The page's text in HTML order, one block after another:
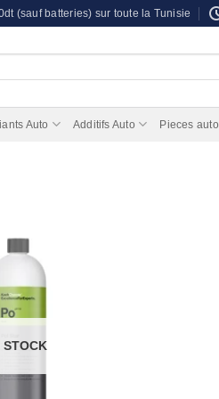
(sauf batteries) sur toute la Tunisie
Auto Additifs Auto Pieces auto
STOCK